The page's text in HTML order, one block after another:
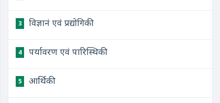
3 विज्ञानं एवं प्रद्योगिकी
4 पर्यावरण एवं पारिस्थिकी
5 आर्थिकी